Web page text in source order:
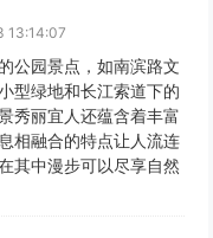
13:14:07
公园景点，如南滨路文
型绿地和长江索道下的
秀丽宜人还蕴含着丰富
相融合的特点让人流连
其中漫步可以尽享自然